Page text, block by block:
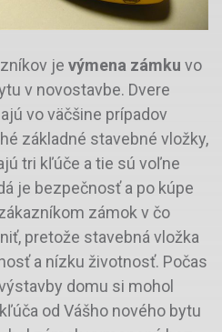
je výmena zámku vo
v novostavbe. Dvere
vo väčšine prípadov
základné stavebné vložky,
tri kľúče a tie sú voľne
je bezpečnosť a po kúpe
zámok v čo
pretože stavebná vložka
a nízku životnosť. Počas
domu si mohol
od Vášho nového bytu